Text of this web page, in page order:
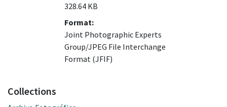
328.64 KB
Format:
Joint Photographic Experts
Group/JPEG File Interchange
Format (JFIF)
Collections